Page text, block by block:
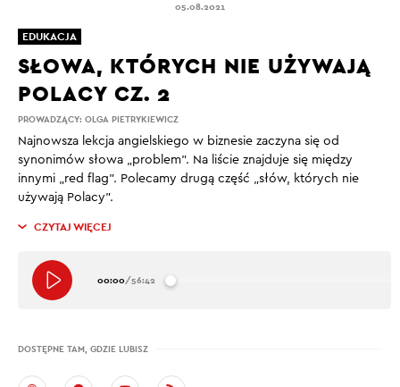
05.08.2021
PROWADZĄCY: OLGA PIETRYKIEWICZ
SŁOWA, KTÓRYCH NIE UŻYWAJĄ
POLACY CZ. 2
Najnowsza lekcja angielskiego w biznesie zaczyna się od
synonimów słowa „problem”. Na liście znajduje się między
innymi „red flag”. Polecamy drugą część „słów, których nie
używają Polacy”.
CZYTAJ WIĘCEJ
00:00/56:42
DOSTĘPNE TAM, GDZIE LUBISZ
EDUKACJA